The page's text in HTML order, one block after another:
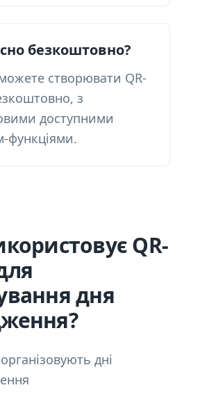
безкоштовно?
створювати QR-
з
доступними
функціями.
QR-
дня
дні